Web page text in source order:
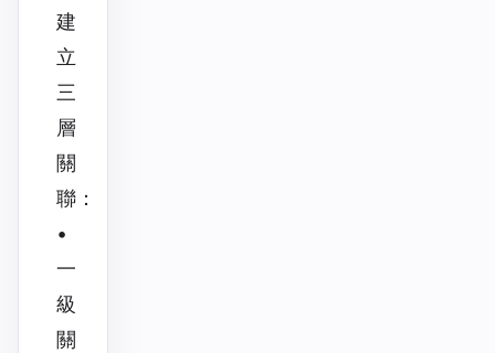
建
立
三
層
關
聯：
•
一
級
關